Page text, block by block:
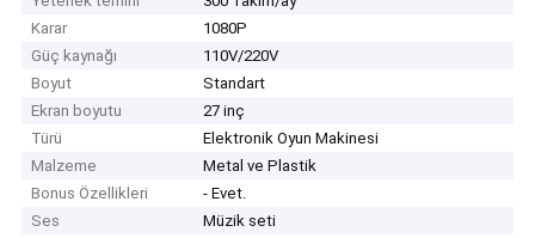
Karar
1080P
Güç kaynağı
110V/220V
Boyut
Standart
Ekran boyutu
27 inç
Türü
Elektronik Oyun Makinesi
Malzeme
Metal ve Plastik
Bonus Özellikleri
- Evet.
Ses
Müzik seti